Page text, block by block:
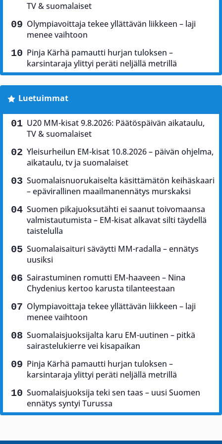
TV & suomalaiset
Olympiavoittaja tekee yllättävän liikkeen – laji
menee vaihtoon
Pinja Kärhä pamautti hurjan tuloksen –
karsintaraja ylittyi peräti neljällä metrillä
Luetuimmat
U20 MM-kisat 9.8.2026: Päätöspäivän aikataulu,
TV & suomalaiset
Yleisurheilun EM-kisat 10.8.2026 – päivän ohjelma,
aikataulu, tv ja suomalaiset
Suomalaisnuorukaiselta käsittämätön keihäskaari
– epävirallinen maailmanennätys murskaksi
Suomen pikajuoksutähti ei saanut toivomaansa
valmistautumista – EM-kisat alkavat silti täydellä
taistelulla
Suomalaisaituri säväytti MM-radalla – ennätys
uusiksi
Sairastuminen romutti EM-haaveen – Nina
Chydenius kertoo karusta tilanteestaan
Olympiavoittaja tekee yllättävän liikkeen – laji
menee vaihtoon
Suomalaisjuoksijalta karu EM-uutinen – pitkä
sairastelukierre vei kisapaikan
Pinja Kärhä pamautti hurjan tuloksen –
karsintaraja ylittyi peräti neljällä metrillä
Suomalaisjuoksija teki sen taas – uusi Suomen
ennätys syntyi Turussa